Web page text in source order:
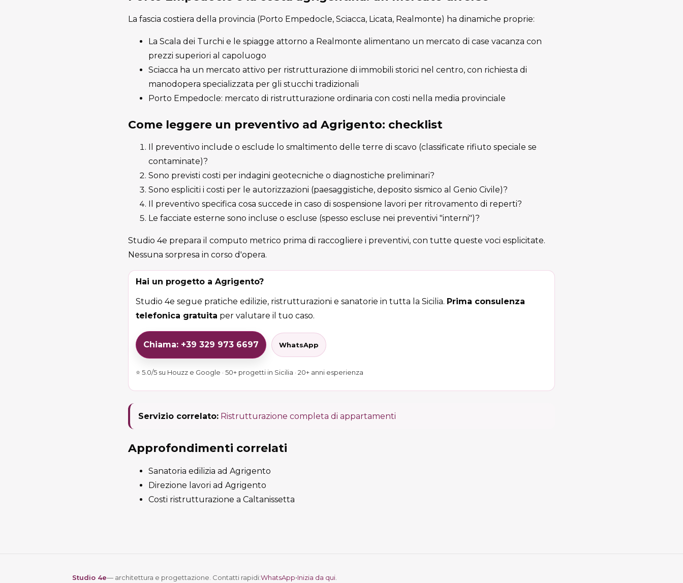
La fascia costiera della provincia (Porto Empedocle, Sciacca, Licata, Realmonte) ha dinamiche proprie:
La Scala dei Turchi e le spiagge attorno a Realmonte alimentano un mercato di case vacanza con
prezzi superiori al capoluogo
Sciacca ha un mercato attivo per ristrutturazione di immobili storici nel centro, con richiesta di
manodopera specializzata per gli stucchi tradizionali
Porto Empedocle: mercato di ristrutturazione ordinaria con costi nella media provinciale
Come leggere un preventivo ad Agrigento: checklist
Il preventivo include o esclude lo smaltimento delle terre di scavo (classificate rifiuto speciale se
contaminate)?
Sono previsti costi per indagini geotecniche o diagnostiche preliminari?
Sono espliciti i costi per le autorizzazioni (paesaggistiche, deposito sismico al Genio Civile)?
Il preventivo specifica cosa succede in caso di sospensione lavori per ritrovamento di reperti?
Le facciate esterne sono incluse o escluse (spesso escluse nei preventivi "interni")?
Studio 4e prepara il computo metrico prima di raccogliere i preventivi, con tutte queste voci esplicitate.
Nessuna sorpresa in corso d'opera.
Hai un progetto a Agrigento?
Studio 4e segue pratiche edilizie, ristrutturazioni e sanatorie in tutta la Sicilia. Prima consulenza
telefonica gratuita per valutare il tuo caso.
Chiama: +39 329 973 6697 WhatsApp
⭐ 5.0/5 su Houzz e Google · 50+ progetti in Sicilia · 20+ anni esperienza
Servizio correlato: Ristrutturazione completa di appartamenti
Approfondimenti correlati
Sanatoria edilizia ad Agrigento
Direzione lavori ad Agrigento
Costi ristrutturazione a Caltanissetta
Studio 4e— architettura e progettazione. Contatti rapidi:WhatsApp•Inizia da qui